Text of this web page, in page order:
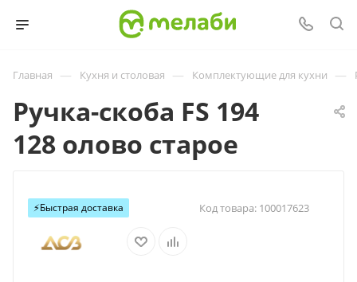
Главная — Кухня и столовая — Комплектующие для кухни —
Ручка-скоба FS 194
128 олово старое
⚡️Быстрая доставка Код товара: 100017623